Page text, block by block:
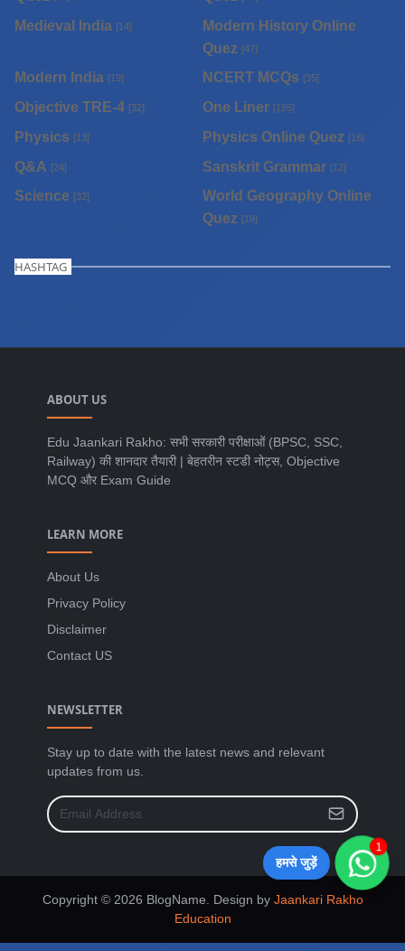
Medieval India [14]
Modern History Online
Quez [47]
Modern India [19] NCERT MCQs [35]
Objective TRE-4 [32] One Liner [195]
Physics [13] Physics Online Quez [16]
Q&A [24] Sanskrit Grammar [12]
Science [32]
World Geography Online
Quez [19]
HASHTAG
ABOUT US
Edu Jaankari Rakho: सभी सरकारी परीक्षाओं (BPSC, SSC,
Railway) की शानदार तैयारी | बेहतरीन स्टडी नोट्स, Objective
MCQ और Exam Guide
LEARN MORE
About Us
Privacy Policy
Disclaimer
Contact US
NEWSLETTER
Stay up to date with the latest news and relevant
updates from us.
Copyright © 2026 BlogName. Design by Jaankari Rakho
Education
हमसे जुड़ें
1